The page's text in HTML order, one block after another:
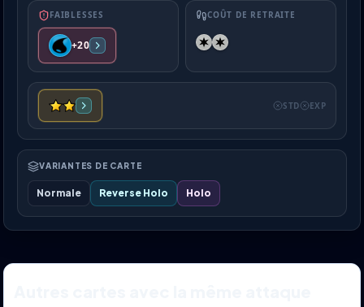
FAIBLESSES
+20
COÛT DE RETRAITE
STD EXP
VARIANTES DE CARTE
Normale Reverse Holo Holo